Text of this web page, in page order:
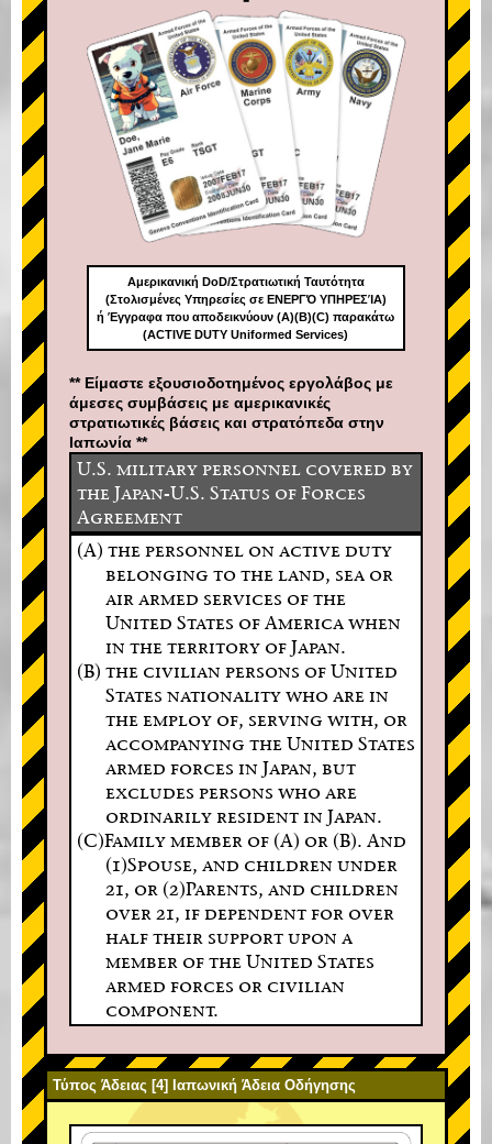
Αμερικανική DoD/Στρατιωτική Ταυτότητα
(Στολισμένες Υπηρεσίες σε ΕΝΕΡΓΌ ΥΠΗΡΕΣΊΑ)
ή Έγγραφα που αποδεικνύουν (A)(B)(C) παρακάτω
(ACTIVE DUTY Uniformed Services)
** Είμαστε εξουσιοδοτημένος εργολάβος με
άμεσες συμβάσεις με αμερικανικές
στρατιωτικές βάσεις και στρατόπεδα στην
Ιαπωνία **
U.S. military personnel covered by
the Japan-U.S. Status of Forces
Agreement
(A) the personnel on active duty
belonging to the land, sea or
air armed services of the
United States of America when
in the territory of Japan.
(B) the civilian persons of United
States nationality who are in
the employ of, serving with, or
accompanying the United States
armed forces in Japan, but
excludes persons who are
ordinarily resident in Japan.
(C)Family member of (A) or (B). And
(1)Spouse, and children under
21, or (2)Parents, and children
over 21, if dependent for over
half their support upon a
member of the United States
armed forces or civilian
component.
Τύπος Άδειας [4] Ιαπωνική Άδεια Οδήγησης